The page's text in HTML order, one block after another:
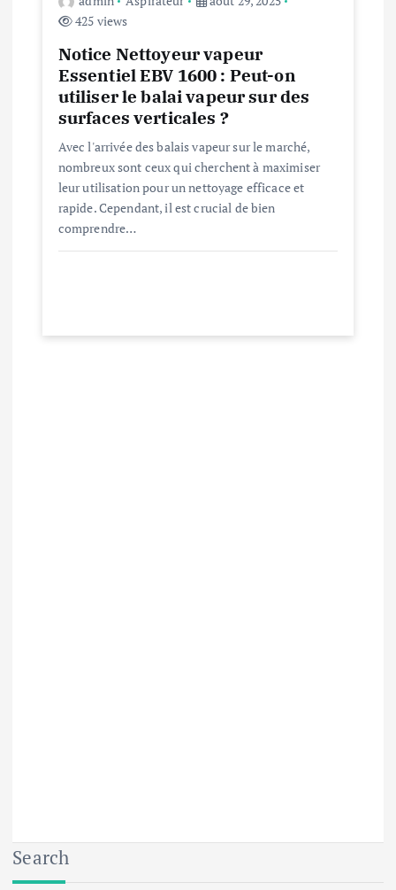
425 views
Notice Nettoyeur vapeur
Essentiel EBV 1600 : Peut-on
utiliser le balai vapeur sur des
surfaces verticales ?
Avec l'arrivée des balais vapeur sur le marché,
nombreux sont ceux qui cherchent à maximiser
leur utilisation pour un nettoyage efficace et
rapide. Cependant, il est crucial de bien
comprendre…
Search